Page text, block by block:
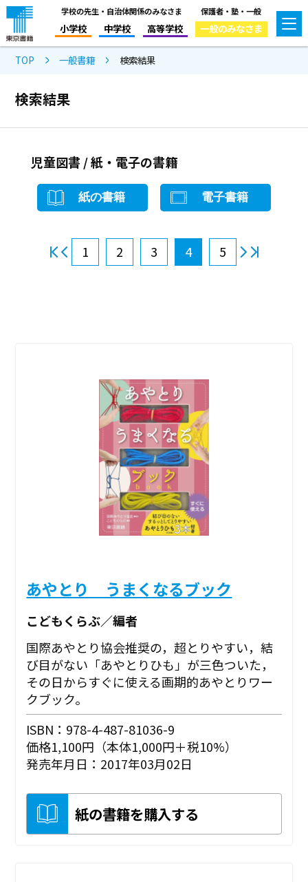
学校の先生・自治体関係のみなさま
小学校 中学校 高等学校
保護者・塾・一般
一般のみなさま
TOP 一般書籍 検索結果
検索結果
児童図書 / 紙・電子の書籍
紙の書籍 電子書籍
1 2 3 4 5
あやとり うまくなるブック
こどもくらぶ／編者
国際あやとり協会推奨の，超とりやすい，結
び目がない「あやとりひも」が三色ついた，
その日からすぐに使える画期的あやとりワー
クブック。
ISBN：978-4-487-81036-9
価格1,100円（本体1,000円＋税10%）
発売年月日：2017年03月02日
紙の書籍を購入する